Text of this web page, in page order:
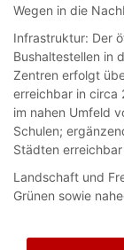
Wegen in die
Infrastruktur: Der
Bushaltestellen in
Zentren erfolgt
erreichbar in circa
im nahen Umfeld
Schulen;
Städten
Landschaft und
Grünen sowie